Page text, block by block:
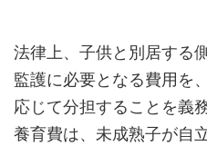
法律上、子供と別居する
監護に必要となる費用を
応じて分担することを義
養育費は、未成熟子が自